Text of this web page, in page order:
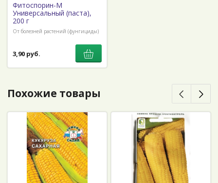
Фитоспорин-М
Универсальный (паста),
200 г
От болезней растений (фунгициды)
3,90 руб.
Похожие товары